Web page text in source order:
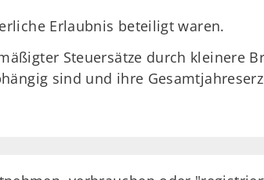
Erlaubnis beteiligt waren.
Steuersätze durch kleinere
sind und ihre